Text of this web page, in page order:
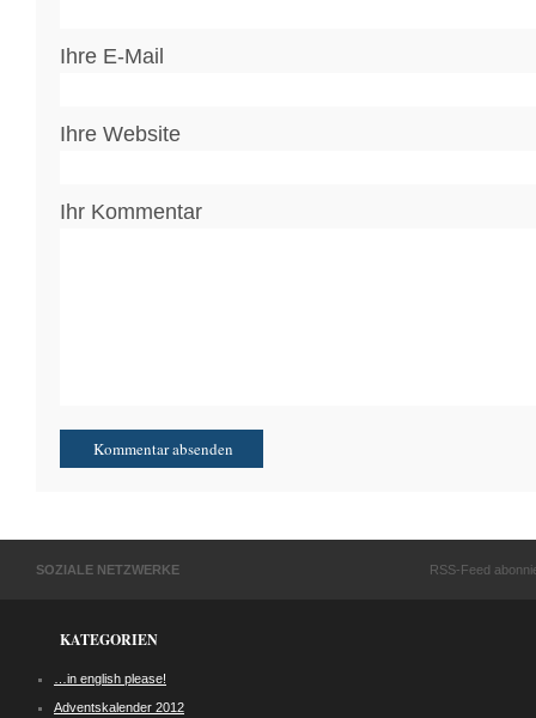
Ihre E-Mail
Ihre Website
Ihr Kommentar
SOZIALE NETZWERKE RSS-Feed
KATEGORIEN
…in english please!
Adventskalender 2012